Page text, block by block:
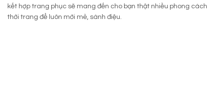
kết hợp trang phục sẽ mang đến cho bạn thật nhiều phong cách
thời trang để luôn mới mẻ, sành điệu.